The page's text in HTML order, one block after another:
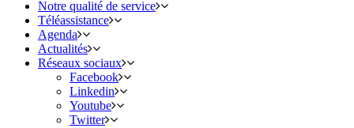
Notre qualité de service
Téléassistance
Agenda
Actualités
Réseaux sociaux
Facebook
Linkedin
Youtube
Twitter